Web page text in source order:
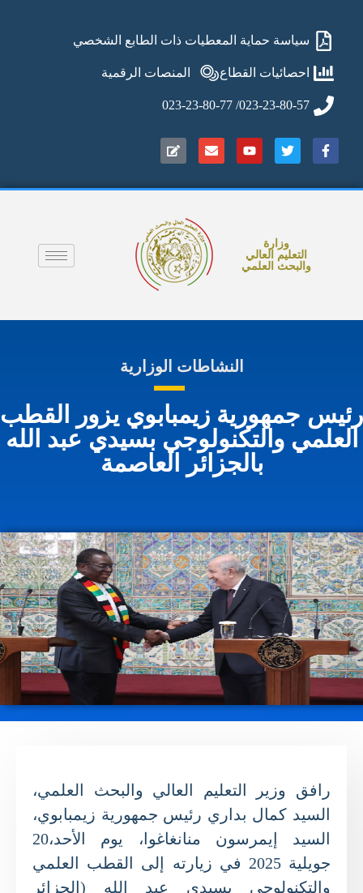
سياسة حماية المعطيات ذات الطابع الشخصي
احصائيات القطاع المنصات الرقمية
023-23-80-57/ 023-23-80-77
وزارة
التعليم العالي
والبحث العلمي
النشاطات الوزارية
جمهورية زيمبابوي يزور القطب
والتكنولوجي بسيدي عبد الله
بالجزائر العاصمة
رافق وزير التعليم العالي والبحث العلمي،
السيد كمال بداري رئيس جمهورية زيمبابوي،
السيد إيمرسون منانغاغوا، يوم الأحد،20
جويلية 2025 في زيارته إلى القطب العلمي
والتكنولوجي بسيدي عبد الله (الجزائر